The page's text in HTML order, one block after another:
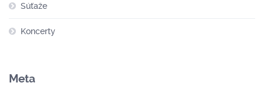
Súťaže
Koncerty
Meta